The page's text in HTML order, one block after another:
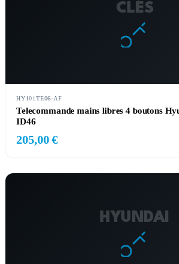
CLÉS
HY101TE06-AF
Telecommande mains libres 4 boutons
ID46
205,00 €
HYUNDAI